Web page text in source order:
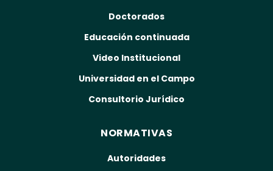
Doctorados
Educación continuada
Video Institucional
Universidad en el Campo
Consultorio Jurídico
NORMATIVAS
Autoridades